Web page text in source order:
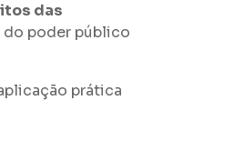
das
do poder público
prática